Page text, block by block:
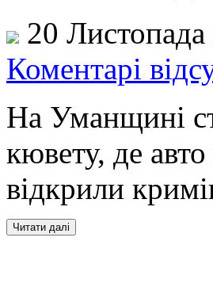
20
Коментарі
На Уманщині
кювету, де
відкрили